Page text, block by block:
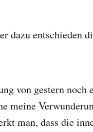
dazu entschieden
von gestern
meine
man, dass die